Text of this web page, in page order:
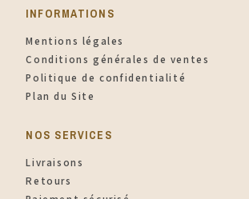
INFORMATIONS​
Mentions légales
Conditions générales de ventes
Politique de confidentialité
Plan du Site
NOS SERVICES
Livraisons
Retours